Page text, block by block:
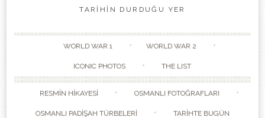
TARİHİN DURDUĞU YER
WORLD WAR 1 WORLD WAR 2
ICONIC PHOTOS THE LIST
RESMİN HİKAYESİ OSMANLI FOTOĞRAFLARI
OSMANLI PADİŞAH TÜRBELERİ TARİHTE BUGÜN